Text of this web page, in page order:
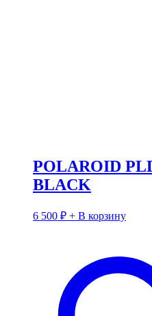
POLAROID
BLACK
6 500 ₽ + В корзину